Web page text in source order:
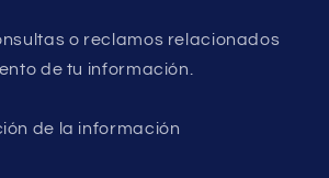
o reclamos relacionados
de tu información.
de la información